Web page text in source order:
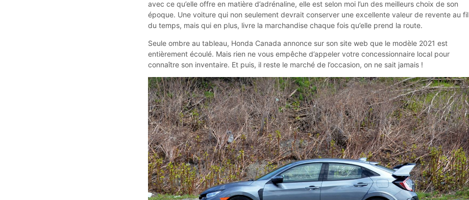
avec ce qu’elle offre en matière d’adrénaline, elle est selon moi l’un des meilleurs choix de son
époque. Une voiture qui non seulement devrait conserver une excellente valeur de revente au fil
du temps, mais qui en plus, livre la marchandise chaque fois qu’elle prend la route.
Seule ombre au tableau, Honda Canada annonce sur son site web que le modèle 2021 est
entièrement écoulé. Mais rien ne vous empêche d’appeler votre concessionnaire local pour
connaître son inventaire. Et puis, il reste le marché de l’occasion, on ne sait jamais !